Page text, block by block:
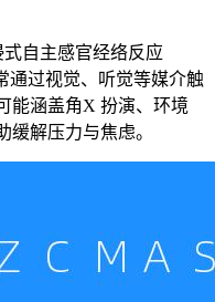
自主感官经络反应
通过视觉、听觉等媒介触
能涵盖角X 扮演、环境
解压力与焦虑。